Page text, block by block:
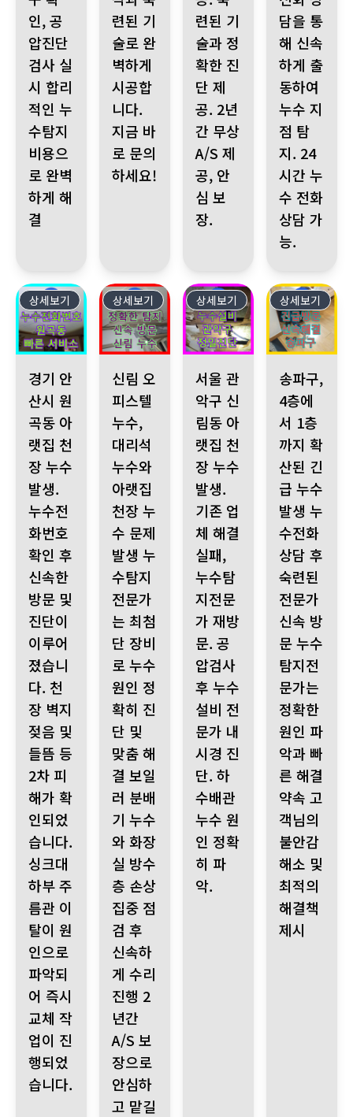
인, 공
압진단
검사 실
시 합리
적인 누
수탐지
비용으
로 완벽
하게 해
결
련된 기
술로 완
벽하게
시공합
니다.
지금 바
로 문의
하세요!
련된 기
술과 정
확한 진
단 제
공. 2년
간 무상
A/S 제
공, 안
심 보
장.
담을 통
해 신속
하게 출
동하여
누수 지
점 탐
지. 24
시간 누
수 전화
상담 가
능.
526
상세보기
경기 안
산시 원
곡동 아
랫집 천
장 누수
발생.
누수전
화번호
확인 후
신속한
방문 및
진단이
이루어
졌습니
다. 천
장 벽지
젖음 및
들뜸 등
2차 피
해가 확
인되었
습니다.
싱크대
하부 주
름관 이
탈이 원
인으로
파악되
어 즉시
교체 작
업이 진
행되었
습니다.
525
상세보기
신림 오
피스텔
누수,
대리석
누수와
아랫집
천장 누
수 문제
발생 누
수탐지
전문가
는 최첨
단 장비
로 누수
원인 정
확히 진
단 및
맞춤 해
결 보일
러 분배
기 누수
와 화장
실 방수
층 손상
집중 점
검 후
신속하
게 수리
진행 2
년간
A/S 보
장으로
안심하
고 맡길
524
상세보기
서울 관
악구 신
림동 아
랫집 천
장 누수
발생.
기존 업
체 해결
실패,
누수탐
지전문
가 재방
문. 공
압검사
후 누수
설비 전
문가 내
시경 진
단. 하
수배관
누수 원
인 정확
히 파
악.
523
상세보기
송파구,
4층에
서 1층
까지 확
산된 긴
급 누수
발생 누
수전화
상담 후
숙련된
전문가
신속 방
문 누수
탐지전
문가는
정확한
원인 파
악과 빠
른 해결
약속 고
객님의
불안감
해소 및
최적의
해결책
제시